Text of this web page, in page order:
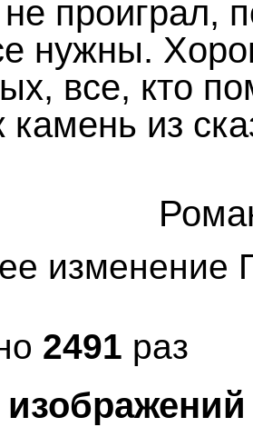
проиграл,
нужны.
все, кто
камень из
изменение
2491 раз
изображений